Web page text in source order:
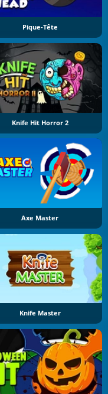
Pique-Tête
Knife Hit Horror 2
Axe Master
Knife Master